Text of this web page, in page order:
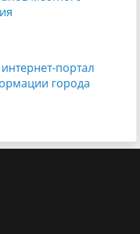
портал
города